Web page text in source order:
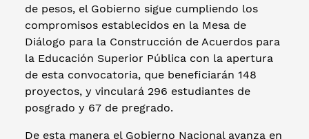
de pesos, el Gobierno sigue cumpliendo los
compromisos establecidos en la Mesa de
Diálogo para la Construcción de Acuerdos para
la Educación Superior Pública con la apertura
de esta convocatoria, que beneficiarán 148
proyectos, y vinculará 296 estudiantes de
posgrado y 67 de pregrado.
De esta manera el Gobierno Nacional avanza en